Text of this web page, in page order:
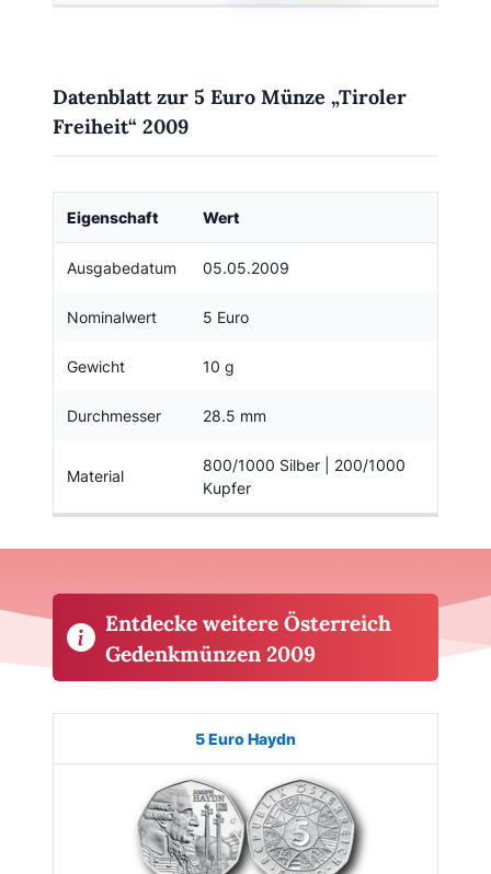
Datenblatt zur 5 Euro Münze „Tiroler
Freiheit“ 2009
Eigenschaft Wert
Ausgabedatum 05.05.2009
Nominalwert 5 Euro
Gewicht 10 g
Durchmesser 28.5 mm
Material
800/1000 Silber | 200/1000
Kupfer
Entdecke weitere Österreich
Gedenkmünzen 2009
Ausgabe Auflage
5 Euro Haydn